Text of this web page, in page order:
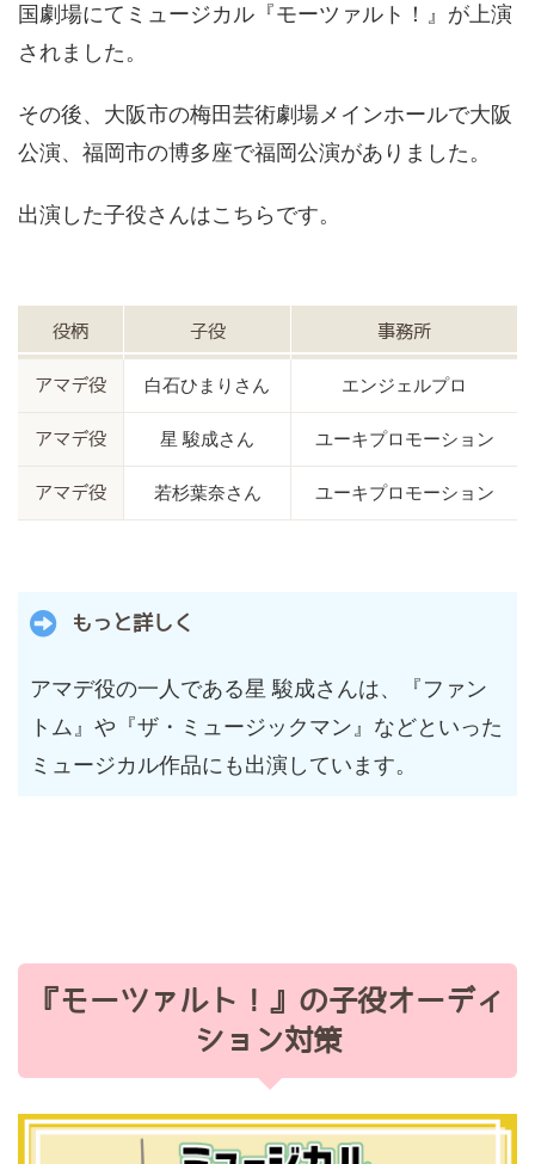
国劇場にてミュージカル『モーツァルト！』が上演
されました。
その後、大阪市の梅田芸術劇場メインホールで大阪
公演、福岡市の博多座で福岡公演がありました。
出演した子役さんはこちらです。
役柄 子役 事務所
アマデ役 白石ひまりさん エンジェルプロ
アマデ役 星 駿成さん ユーキプロモーション
アマデ役 若杉葉奈さん ユーキプロモーション
もっと詳しく
アマデ役の一人である星 駿成さんは、『ファン
トム』や『ザ・ミュージックマン』などといった
ミュージカル作品にも出演しています。
『モーツァルト！』の子役オーディ
ション対策